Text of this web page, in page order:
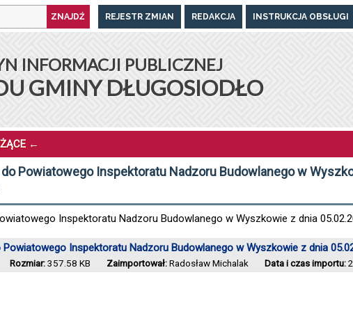
GMINY DŁUGOSIODŁO
REJESTR ZMIAN REDAKCJA INSTRUKCJA OBSŁUGI
INFORMACJI PUBLICZNEJ
GMINY DŁUGOSIODŁO
←
do Powiatowego Inspektoratu Nadzoru Budowlanego w
Inspektoratu Nadzoru Budowlanego w Wyszkowie z dnia
Powiatowego Inspektoratu Nadzoru Budowlanego w Wyszkowie z dnia
Rozmiar:357.58 KB Zaimportował:Radosław Michalak Data i czas importu: